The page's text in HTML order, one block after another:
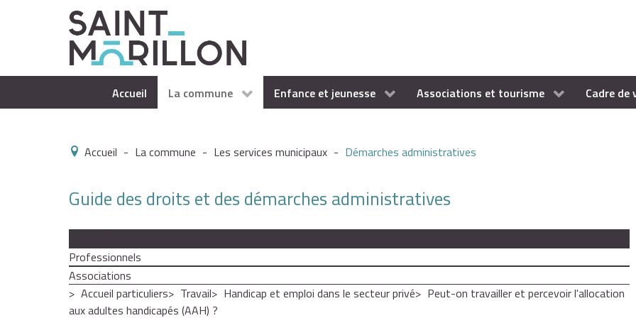
Accueil La commune Enfance et jeunesse Associations et tourisme Cadre de
Accueil - La commune - Les services municipaux - Démarches administratives
Guide des droits et des démarches administratives
Professionnels
Associations
Accueil particuliers
Travail Handicap et emploi dans le secteur privé
Peut-on travailler et percevoir l'allocation
aux adultes handicapés (AAH) ?